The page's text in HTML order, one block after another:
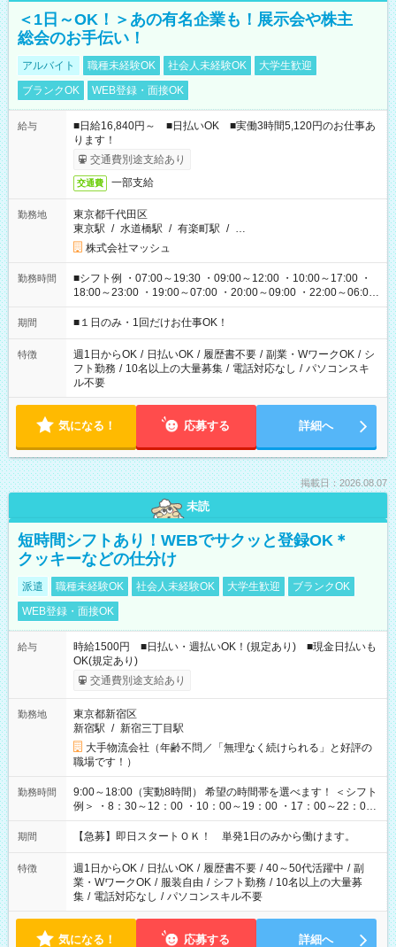
＜1日～OK！＞あの有名企業も！展示会や株主
総会のお手伝い！
アルバイト 職種未経験OK 社会人未経験OK
大学生歓迎
ブランクOK
WEB登録・面接OK
給与
■日給16,840円～ ■日払いOK ■実働3時間5,120円のお仕事あ
ります！
交通費別途支給あり
交通費 一部支給
勤務地
東京都千代田区
東京駅 / 水道橋駅 / 有楽町駅 / …
株式会社マッシュ
勤務時間
■シフト例 ・07:00～19:30 ・09:00～12:00 ・10:00～17:00 ・
18:00～23:00 ・19:00～07:00 ・20:00～09:00 ・22:00～06:00
etc ★最短で3時間で5,120円のお仕事から 15時間で2万円近く稼
げるお仕事も！ ご希望のお時間に合わせてご紹介！ ※シフトは
ください！
期間 ■１日のみ・1回だけお仕事OK！
特徴 週1日からOK / 日払いOK / 履歴書不要 / 副業・WワークOK / シ
フト勤務 / 10名以上の大量募集 / 電話対応なし / パソコンスキ
ル不要
気になる！ 応募する 詳細へ
掲載日：2026.08.07
未読
短時間シフトあり！WEBでサクッと登録OK＊
クッキーなどの仕分け
派遣 職種未経験OK 社会人未経験OK 大学生歓迎
ブランクOK
WEB登録・面接OK
給与
時給1500円 ■日払い・週払いOK！(規定あり) ■現金日払いも
OK(規定あり)
交通費別途支給あり
勤務地
東京都新宿区
新宿駅 / 新宿三丁目駅
大手物流会社（年齢不問／「無理なく続けられる」と好評の
職場です！）
勤務時間
9:00～18:00（実動8時間） 希望の時間帯を選べます！ ＜シフト
例＞ ・8：30～12：00 ・10：00～19：00 ・17：00～22：00
・13：00～22：00 ・22：00～翌6：00 など
期間 【急募】即日スタートＯＫ！ 単発1日のみから働けます。
特徴 週1日からOK / 日払いOK / 履歴書不要 / 40～50代活躍中 / 副
業・WワークOK / 服装自由 / シフト勤務 / 10名以上の大量募
集 / 電話対応なし / パソコンスキル不要
気になる！ 応募する 詳細へ